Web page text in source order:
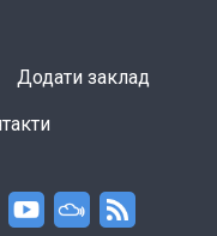
Додати заклад